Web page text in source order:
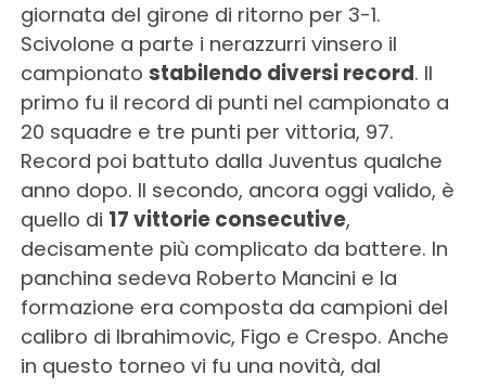
giornata del girone di ritorno per 3-1.
Scivolone a parte i nerazzurri vinsero il
campionato stabilendo diversi record. Il
primo fu il record di punti nel campionato a
20 squadre e tre punti per vittoria, 97.
Record poi battuto dalla Juventus qualche
anno dopo. Il secondo, ancora oggi valido, è
quello di 17 vittorie consecutive,
decisamente più complicato da battere. In
panchina sedeva Roberto Mancini e la
formazione era composta da campioni del
calibro di Ibrahimovic, Figo e Crespo. Anche
in questo torneo vi fu una novità, dal